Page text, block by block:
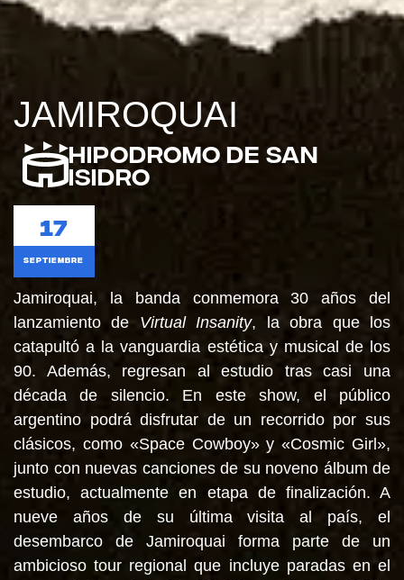
JAMIROQUAI
Hipodromo de San
Isidro
17
septiembre
Jamiroquai, la banda conmemora 30 años del
lanzamiento de Virtual Insanity, la obra que los
catapultó a la vanguardia estética y musical de los
90. Además, regresan al estudio tras casi una
década de silencio. En este show, el público
argentino podrá disfrutar de un recorrido por sus
clásicos, como «Space Cowboy» y «Cosmic Girl»,
junto con nuevas canciones de su noveno álbum de
estudio, actualmente en etapa de finalización. A
nueve años de su última visita al país, el
desembarco de Jamiroquai forma parte de un
ambicioso tour regional que incluye paradas en el